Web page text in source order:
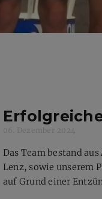
Das Team bestand
Lenz, sowie unserem
auf Grund einer